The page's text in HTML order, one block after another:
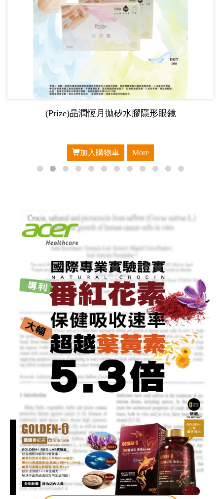
(Prize)晶潤恆月拋矽水膠隱形眼鏡
加入購物車 More